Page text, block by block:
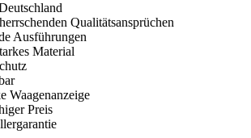
Qualitätsansprüchen
Ausführungen
Material
Waagenanzeige
Preis